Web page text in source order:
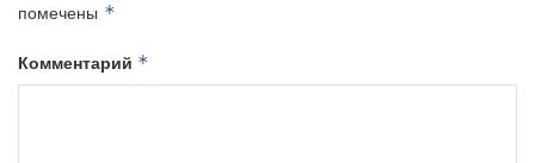
помечены *
Комментарий *